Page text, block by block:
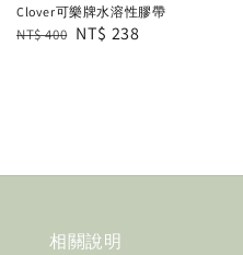
Clover可樂牌水溶性膠帶
Regular
NT$ 400 Sale
NT$ 238
相關說明